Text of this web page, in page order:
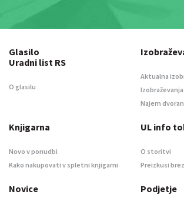
Glasilo
Uradni list RS
O glasilu
Aktualna
Najem
Knjigarna
Novo v ponudbi
Kako nakupovati v spletni knjigarni
UL info
O storitvi
Preizkusi
Novice Podjetje